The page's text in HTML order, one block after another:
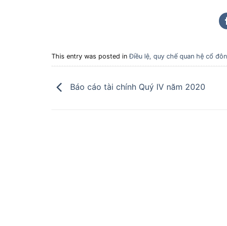
This entry was posted inĐiều lệ, quy chế quan hệ cổ
Báo cáo tài chính Quý IV năm 2020